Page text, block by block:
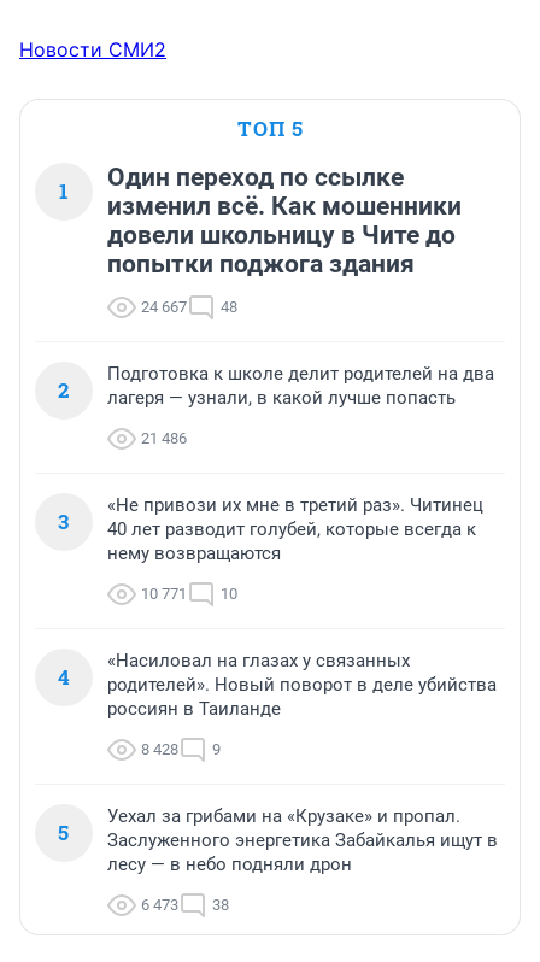
Новости СМИ2
ТОП 5
1
Один переход по ссылке
изменил всё. Как мошенники
довели школьницу в Чите до
попытки поджога здания
24 667 48
2
Подготовка к школе делит родителей на два
лагеря — узнали, в какой лучше попасть
21 486
3
«Не привози их мне в третий раз». Читинец
40 лет разводит голубей, которые всегда к
нему возвращаются
10 771 10
4
«Насиловал на глазах у связанных
родителей». Новый поворот в деле убийства
россиян в Таиланде
8 428 9
5
Уехал за грибами на «Крузаке» и пропал.
Заслуженного энергетика Забайкалья ищут в
лесу — в небо подняли дрон
6 473 38